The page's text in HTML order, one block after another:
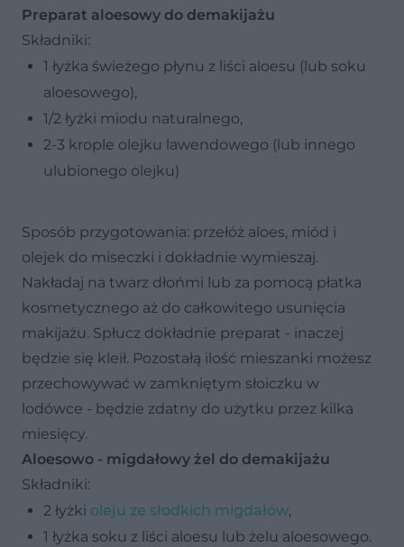
Preparat aloesowy do demakijażu
Składniki:
1 łyżka świeżego płynu z liści aloesu (lub soku
aloesowego),
1/2 łyżki miodu naturalnego,
2-3 krople olejku lawendowego (lub innego
ulubionego olejku)
Sposób przygotowania: przełóż aloes, miód i
olejek do miseczki i dokładnie wymieszaj.
Nakładaj na twarz dłońmi lub za pomocą płatka
kosmetycznego aż do całkowitego usunięcia
makijażu. Spłucz dokładnie preparat - inaczej
będzie się kleił. Pozostałą ilość mieszanki możesz
przechowywać w zamkniętym słoiczku w
lodówce - będzie zdatny do użytku przez kilka
miesięcy.
Aloesowo - migdałowy żel do demakijażu
Składniki:
2 łyżki oleju ze słodkich migdałów,
1 łyżka soku z liści aloesu lub żelu aloesowego.